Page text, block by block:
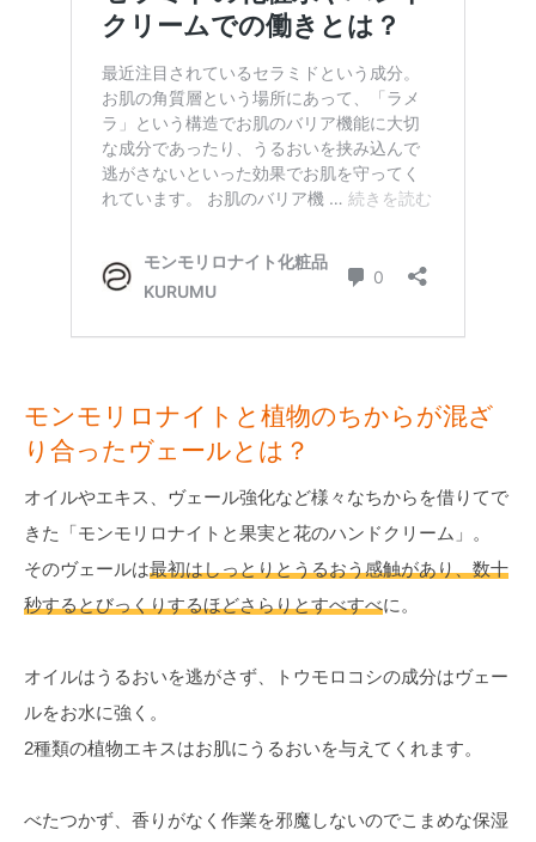
モンモリロナイトと植物のちからが混ざ
り合ったヴェールとは？
オイルやエキス、ヴェール強化など様々なちからを借りてで
きた「モンモリロナイトと果実と花のハンドクリーム」。
そのヴェールは最初はしっとりとうるおう感触があり、数十
秒するとびっくりするほどさらりとすべすべに。
オイルはうるおいを逃がさず、トウモロコシの成分はヴェー
ルをお水に強く。
2種類の植物エキスはお肌にうるおいを与えてくれます。
べたつかず、香りがなく作業を邪魔しないのでこまめな保湿